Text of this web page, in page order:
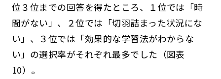
位３位までの回答を得たところ、１位では「時
間がない」、２位では「切羽詰まった状況にな
い」、３位では「効果的な学習法がわからな
い」の選択率がそれぞれ最多でした（図表
10）。